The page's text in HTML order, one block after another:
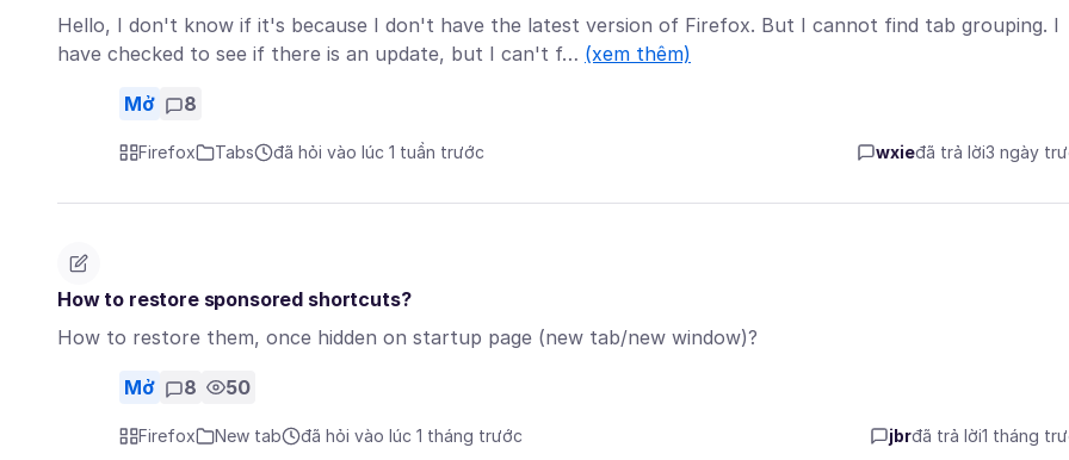
Hello, I don't know if it's because I don't have the latest version of Firefox. But I cannot find tab grouping. I
have checked to see if there is an update, but I can't f… (xem thêm)
Mở 8
Firefox Tabs đã hỏi vào lúc 1 tuần trước wxieđã trả lời3 ngày
How to restore sponsored shortcuts?
How to restore them, once hidden on startup page (new tab/new window)?
Mở 8 50
Firefox New tab đã hỏi vào lúc 1 tháng trước jbrđã trả lời1 tháng